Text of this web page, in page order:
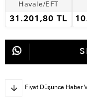
Havale/EFT
31.201,80 TL
Fiyat Düşünce Haber